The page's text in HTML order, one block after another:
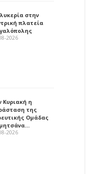
στην
πλατεία
2026
Κυριακή η
της
Ομάδας
2026